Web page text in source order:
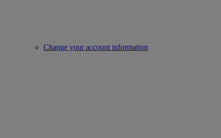
Change your account information